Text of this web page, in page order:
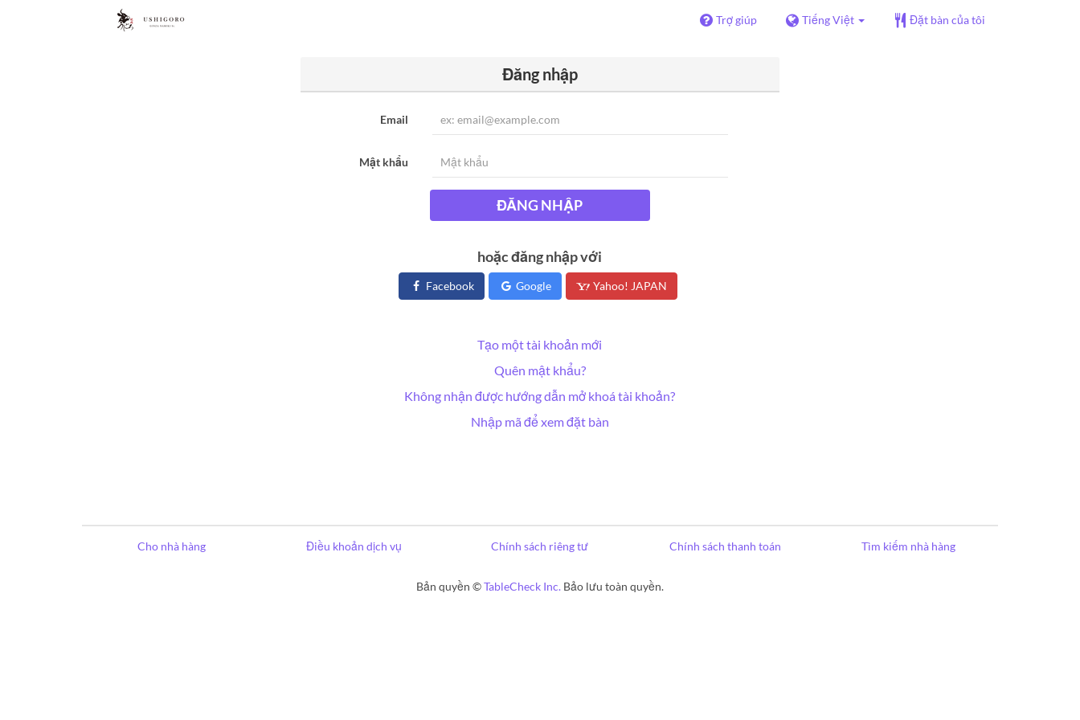
Trợ giúp Tiếng Việt Đặt bàn của tôi
Đăng nhập
Email
Mật khẩu
ĐĂNG NHẬP
hoặc đăng nhập với
Facebook Google Yahoo! JAPAN
Tạo một tài khoản mới
Quên mật khẩu?
Không nhận được hướng dẫn mở khoá tài khoản?
Nhập mã để xem đặt bàn
Cho nhà hàng Điều khoản dịch vụ Chính sách riêng tư Chính sách thanh toán Tìm kiếm nhà hàng
Bản quyền ©TableCheck Inc. Bảo lưu toàn quyền.